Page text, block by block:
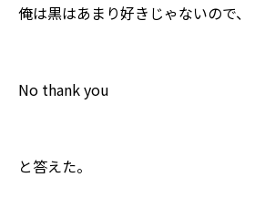
俺は黒はあまり好きじゃないので、
No thank you
と答えた。